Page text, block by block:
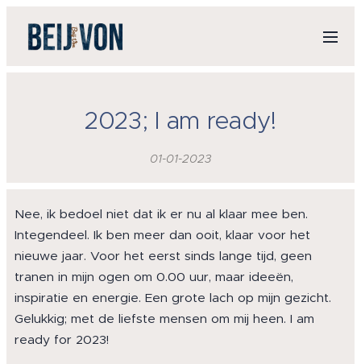
2023; I am ready!
01-01-2023
Nee, ik bedoel niet dat ik er nu al klaar mee ben.
Integendeel. Ik ben meer dan ooit, klaar voor het
nieuwe jaar. Voor het eerst sinds lange tijd, geen
tranen in mijn ogen om 0.00 uur, maar ideeën,
inspiratie en energie. Een grote lach op mijn gezicht.
Gelukkig; met de liefste mensen om mij heen. I am
ready for 2023!